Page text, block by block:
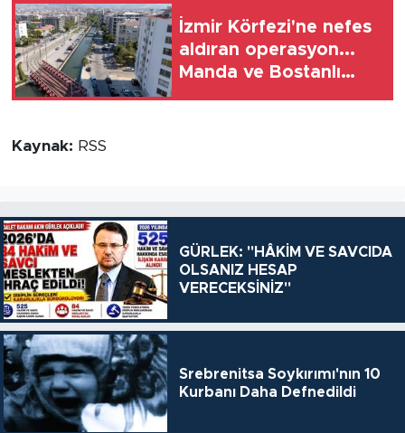
İzmir Körfezi'ne nefes
aldıran operasyon...
Manda ve Bostanlı
Kaynak: RSS
GÜRLEK: "HÂKİM VE SAVCIDA
OLSANIZ HESAP
VERECEKSİNİZ"
Srebrenitsa Soykırımı'nın 10
Kurbanı Daha Defnedildi